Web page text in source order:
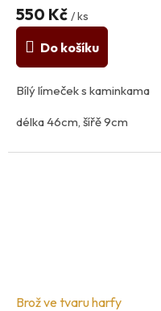
550 Kč / ks
Do košíku
Bílý límeček s kaminkama
délka 46cm, šířě 9cm
složení: 100% polyester
Brož ve tvaru harfy